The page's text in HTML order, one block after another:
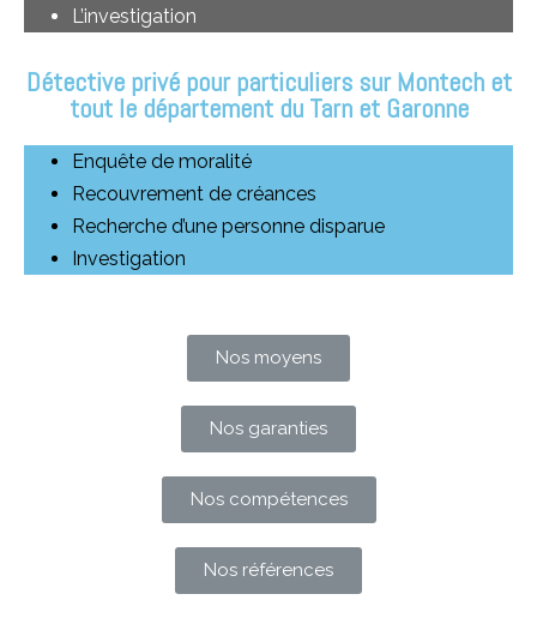
L’investigation
Détective privé pour particuliers sur Montech et
tout le département du Tarn et Garonne
Enquête de moralité
Recouvrement de créances
Recherche d’une personne disparue
Investigation
Nos moyens
Nos garanties
Nos compétences
Nos références